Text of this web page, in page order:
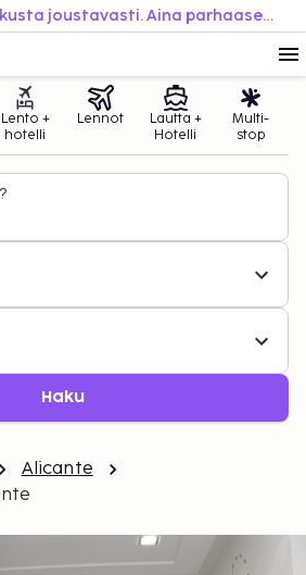
Varaa helposti. Matkusta joustavasti. Aina parhaaseen hintaan.
Lento +
hotelli
Lennot
Lautta +
Hotelli
Multi-
stop
Haku
Alicante